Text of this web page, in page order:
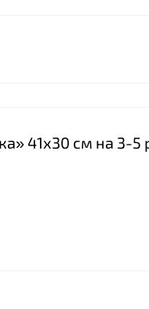
41x30 см на 3-